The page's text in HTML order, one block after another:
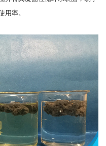
用率。